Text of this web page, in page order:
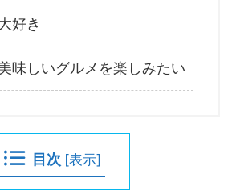
好き
味しいグルメを楽しみたい
目次 [表示]